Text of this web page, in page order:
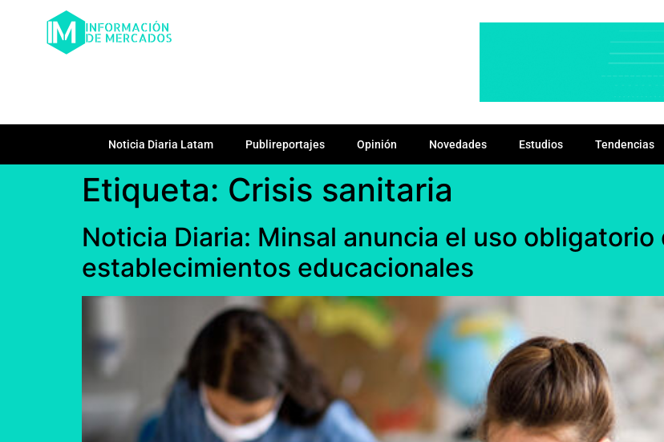
Noticia Diaria Latam Publireportajes Opinión Novedades Estudios Tendencias
Etiqueta: Crisis sanitaria
Noticia Diaria: Minsal anuncia el uso obligatorio
establecimientos educacionales